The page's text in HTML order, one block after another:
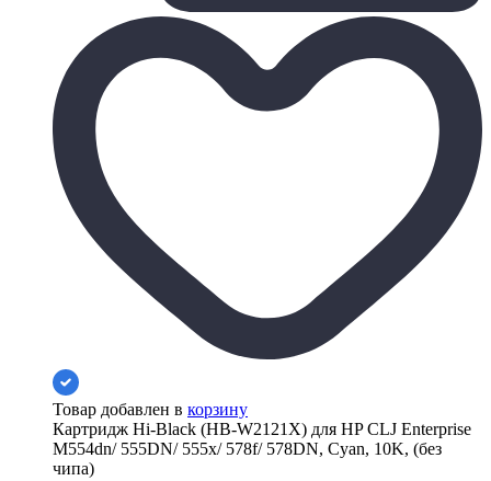
Товар добавлен в корзину
Картридж Hi-Black (HB-W2121X) для HP CLJ Enterprise
M554dn/ 555DN/ 555x/ 578f/ 578DN, Cyan, 10K, (без
чипа)